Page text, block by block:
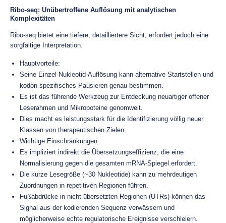
Ribo-seq: Unübertroffene Auflösung mit analytischen
Komplexitäten
Ribo-seq bietet eine tiefere, detailliertere Sicht, erfordert jedoch eine
sorgfältige Interpretation.
Hauptvorteile:
Seine Einzel-Nukleotid-Auflösung kann alternative Startstellen und
kodon-spezifisches Pausieren genau bestimmen.
Es ist das führende Werkzeug zur Entdeckung neuartiger offener
Leserahmen und Mikropoteine genomweit.
Dies macht es leistungsstark für die Identifizierung völlig neuer
Klassen von therapeutischen Zielen.
Wichtige Einschränkungen:
Es impliziert indirekt die Übersetzungseffizienz, die eine
Normalisierung gegen die gesamten mRNA-Spiegel erfordert.
Die kurze Lesegröße (~30 Nukleotide) kann zu mehrdeutigen
Zuordnungen in repetitiven Regionen führen.
Fußabdrücke in nicht übersetzten Regionen (UTRs) können das
Signal aus der kodierenden Sequenz verwässern und
möglicherweise echte regulatorische Ereignisse verschleiern.